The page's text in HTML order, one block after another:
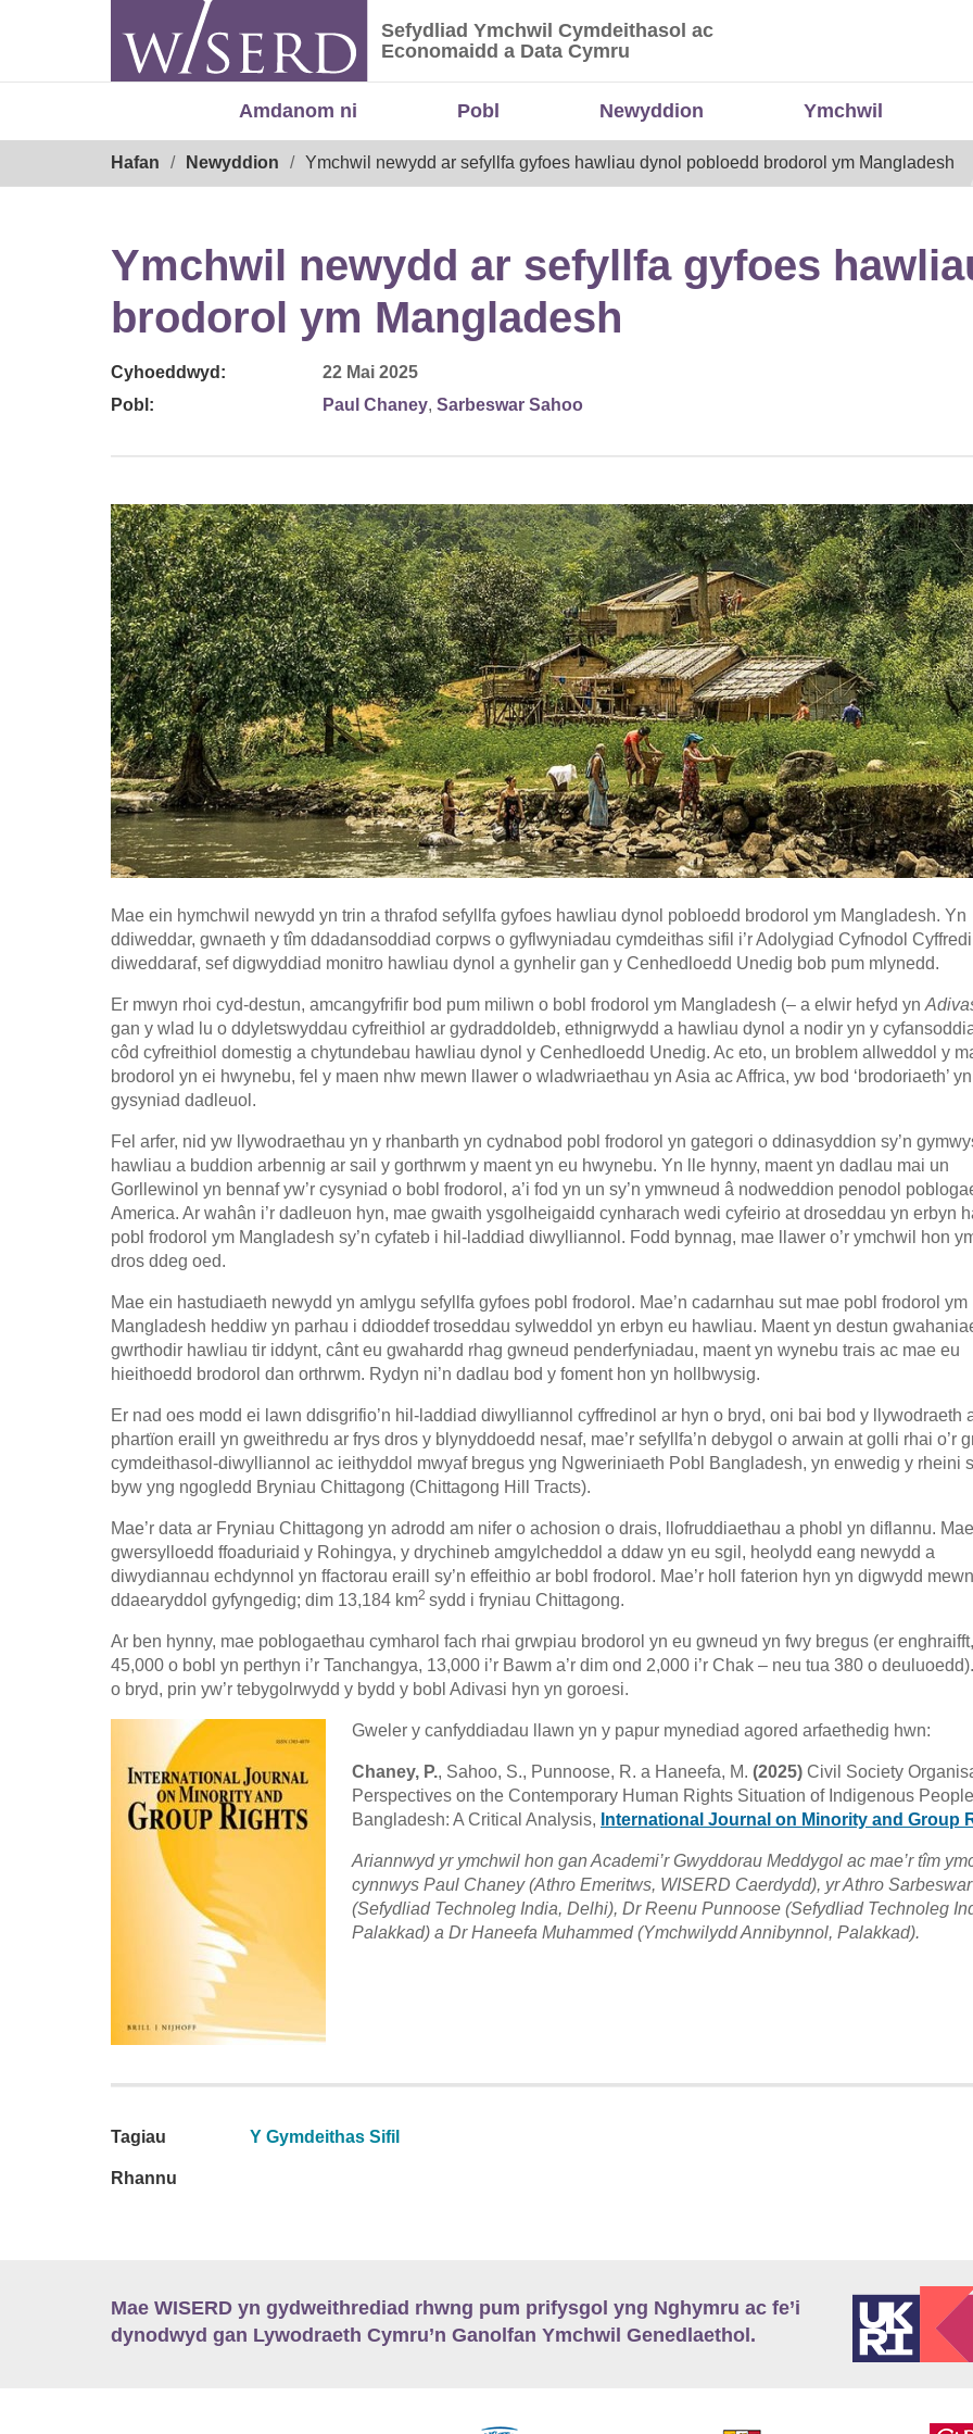
Sefydliad Ymchwil Cymdeithasol ac Economaidd a Data
Sefydliad Ymchwil Cymdeithasol ac
Economaidd a Data Cymru
Amdanom ni Pobl Newyddion Ymchwil
Hafan Newyddion Ymchwil newydd ar sefyllfa gyfoes hawliau dynol pobloedd brodorol ym Mangladesh
Ymchwil newydd ar sefyllfa gyfoes
brodorol ym Mangladesh
Cyhoeddwyd:
22 Mai 2025
Pobl:
Paul Chaney, Sarbeswar Sahoo
Mae ein hymchwil newydd yn trin a thrafod sefyllfa gyfoes hawliau dynol pobloedd brodorol ym Mangladesh. Yn
ddiweddar, gwnaeth y tîm ddadansoddiad corpws o gyflwyniadau cymdeithas sifil i’r Adolygiad Cyfnodol
diweddaraf, sef digwyddiad monitro hawliau dynol a gynhelir gan y Cenhedloedd Unedig bob pum mlynedd.
Er mwyn rhoi cyd-destun, amcangyfrifir bod pum miliwn o bobl frodorol ym Mangladesh (– a elwir hefyd yn
gan y wlad lu o ddyletswyddau cyfreithiol ar gydraddoldeb, ethnigrwydd a hawliau dynol a nodir yn y
côd cyfreithiol domestig a chytundebau hawliau dynol y Cenhedloedd Unedig. Ac eto, un broblem allweddol y
brodorol yn ei hwynebu, fel y maen nhw mewn llawer o wladwriaethau yn Asia ac Affrica, yw bod ‘brodoriaeth’ yn
gysyniad dadleuol.
Fel arfer, nid yw llywodraethau yn y rhanbarth yn cydnabod pobl frodorol yn gategori o ddinasyddion sy’n
hawliau a buddion arbennig ar sail y gorthrwm y maent yn eu hwynebu. Yn lle hynny, maent yn dadlau mai un
Gorllewinol yn bennaf yw’r cysyniad o bobl frodorol, a’i fod yn un sy’n ymwneud â nodweddion penodol
America. Ar wahân i’r dadleuon hyn, mae gwaith ysgolheigaidd cynharach wedi cyfeirio at droseddau yn erbyn
pobl frodorol ym Mangladesh sy’n cyfateb i hil-laddiad diwylliannol. Fodd bynnag, mae llawer o’r ymchwil hon
dros ddeg oed.
Mae ein hastudiaeth newydd yn amlygu sefyllfa gyfoes pobl frodorol. Mae’n cadarnhau sut mae pobl frodorol ym
Mangladesh heddiw yn parhau i ddioddef troseddau sylweddol yn erbyn eu hawliau. Maent yn destun
gwrthodir hawliau tir iddynt, cânt eu gwahardd rhag gwneud penderfyniadau, maent yn wynebu trais ac mae eu
hieithoedd brodorol dan orthrwm. Rydyn ni’n dadlau bod y foment hon yn hollbwysig.
Er nad oes modd ei lawn ddisgrifio’n hil-laddiad diwylliannol cyffredinol ar hyn o bryd, oni bai bod y llywodraeth
phartïon eraill yn gweithredu ar frys dros y blynyddoedd nesaf, mae’r sefyllfa’n debygol o arwain at golli rhai o’r
cymdeithasol-diwylliannol ac ieithyddol mwyaf bregus yng Ngweriniaeth Pobl Bangladesh, yn enwedig y rheini
byw yng ngogledd Bryniau Chittagong (Chittagong Hill Tracts).
Mae’r data ar Fryniau Chittagong yn adrodd am nifer o achosion o drais, llofruddiaethau a phobl yn diflannu. Mae
gwersylloedd ffoaduriaid y Rohingya, y drychineb amgylcheddol a ddaw yn eu sgil, heolydd eang newydd a
diwydiannau echdynnol yn ffactorau eraill sy’n effeithio ar bobl frodorol. Mae’r holl faterion hyn yn digwydd
ddaearyddol gyfyngedig; dim 13,184 km2 sydd i fryniau Chittagong.
Ar ben hynny, mae poblogaethau cymharol fach rhai grwpiau brodorol ​​yn eu gwneud yn fwy bregus (er
45,000 o bobl yn perthyn i’r Tanchangya, 13,000 i’r Bawm a’r dim ond 2,000 i’r Chak – neu tua 380 o
o bryd, prin yw’r tebygolrwydd y bydd y bobl Adivasi hyn yn goroesi.
Gweler y canfyddiadau llawn yn y papur mynediad agored arfaethedig hwn:
Chaney, P., Sahoo, S., Punnoose, R. a Haneefa, M. (2025) Civil Society
Perspectives on the Contemporary Human Rights Situation of Indigenous
Bangladesh: A Critical Analysis, International Journal on Minority and Group
Ariannwyd yr ymchwil hon gan Academi’r Gwyddorau Meddygol ac mae’r tîm
cynnwys Paul Chaney (Athro Emeritws, WISERD Caerdydd), yr Athro
(Sefydliad Technoleg India, Delhi), Dr Reenu Punnoose (Sefydliad Technoleg
Palakkad) a Dr Haneefa Muhammed (Ymchwilydd Annibynnol, Palakkad).
Tagiau Y Gymdeithas Sifil
Rhannu
Mae WISERD yn gydweithrediad rhwng pum prifysgol yng Nghymru ac fe’i
dynodwyd gan Lywodraeth Cymru’n Ganolfan Ymchwil Genedlaethol.